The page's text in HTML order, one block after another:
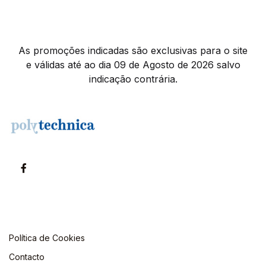
As promoções indicadas são exclusivas para o site
e válidas até ao dia 09 de Agosto de 2026 salvo
indicação contrária.
Política de Cookies
Contacto